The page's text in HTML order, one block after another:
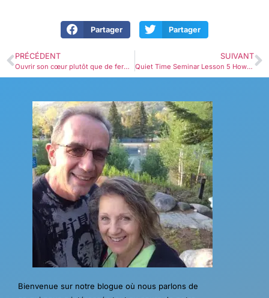
Partager Partager
PRÉCÉDENT
Ouvrir son cœur plutôt que de fermer les yeux!
SUIVANT
Quiet Time Seminar Lesson 5 How B – Glorifying God
Bienvenue sur notre blogue où nous parlons de